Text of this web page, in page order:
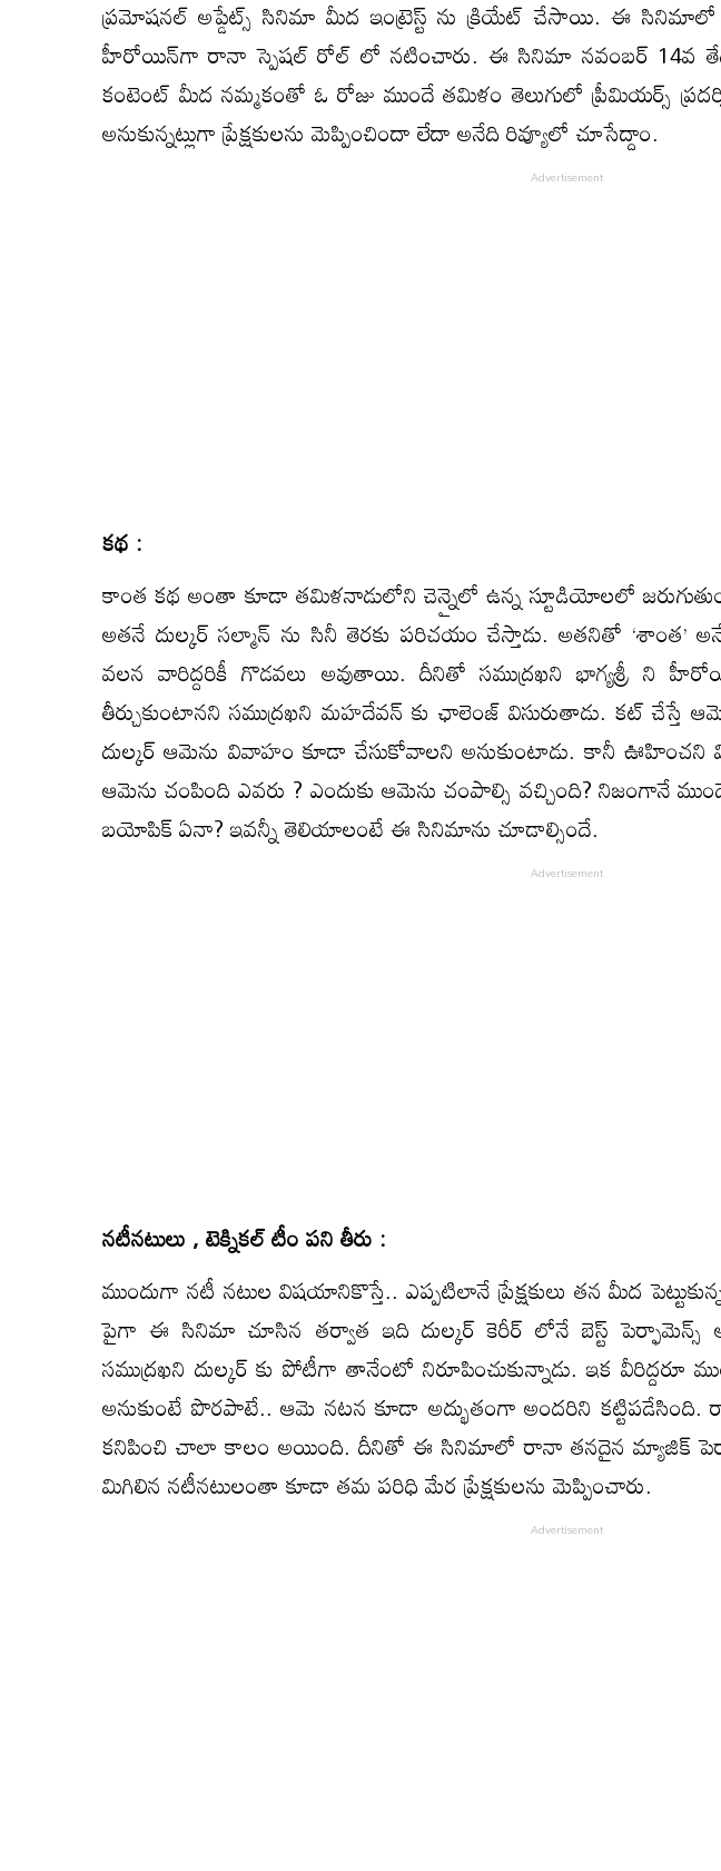
ప్రమోషనల్ అప్డేట్స్ సినిమా మీద ఇంట్రెస్ట్ ను క్రియేట్ చేసాయి. ఈ సినిమాలో
హీరోయిన్‌గా రానా స్పెషల్ రోల్ లో నటించారు. ఈ సినిమా నవంబర్ 14వ తేదీన
కంటెంట్ మీద నమ్మకంతో ఓ రోజు ముందే తమిళం తెలుగులో ప్రీమియర్స్
అనుకున్నట్లుగా ప్రేక్షకులను మెప్పించిందా లేదా అనేది రివ్యూలో చూసేద్దాం.
కథ :
కాంత కథ అంతా కూడా తమిళనాడులోని చెన్నైలో ఉన్న స్టూడియోలలో
అతనే దుల్కర్ సల్మాన్ ను సినీ తెరకు పరిచయం చేస్తాడు. అతనితో ‘శాంత’
వలన వారిద్దరికీ గొడవలు అవుతాయి. దీనితో సముద్రఖని భాగ్యశ్రీ ని
తీర్చుకుంటానని సముద్రఖని మహదేవన్ కు ఛాలెంజ్ విసురుతాడు. కట్ చేస్తే
దుల్కర్ ఆమెను వివాహం కూడా చేసుకోవాలని అనుకుంటాడు. కానీ ఊహించని
ఆమెను చంపింది ఎవరు ? ఎందుకు ఆమెను చంపాల్సి వచ్చింది? నిజంగానే
బయోపిక్ ఏనా? ఇవన్నీ తెలియాలంటే ఈ సినిమాను చూడాల్సిందే.
నటీనటులు , టెక్నికల్ టీం పని తీరు :
ముందుగా నటీ నటుల విషయానికొస్తే.. ఎప్పటిలానే ప్రేక్షకులు తన మీద
పైగా ఈ సినిమా చూసిన తర్వాత ఇది దుల్కర్ కెరీర్ లోనే బెస్ట్ పెర్ఫామెన్స్
సముద్రఖని దుల్కర్ కు పోటీగా తానేంటో నిరూపించుకున్నాడు. ఇక వీరిద్దరూ
అనుకుంటే పొరపాటే.. ఆమె నటన కూడా అద్భుతంగా అందరిని
కనిపించి చాలా కాలం అయింది. దీనితో ఈ సినిమాలో రానా తనదైన మ్యాజిక్
మిగిలిన నటీనటులంతా కూడా తమ పరిధి మేర ప్రేక్షకులను మెప్పించారు.